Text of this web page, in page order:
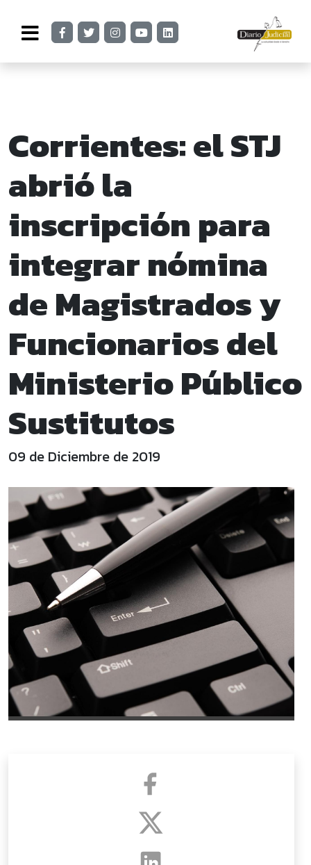
Corrientes: el STJ
abrió la
inscripción para
integrar nómina
de Magistrados y
Funcionarios del
Ministerio Público
Sustitutos
09 de Diciembre de 2019